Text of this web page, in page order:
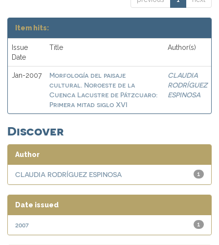
Item hits:
Issue
Date
Title Author(s)
Jan-2007
Morfología del paisaje
cultural. Noroeste de la
Cuenca Lacustre de Pátzcuaro:
Primera mitad siglo XVI
CLAUDIA
RODRÍGUEZ
ESPINOSA
Discover
Author
1
CLAUDIA RODRÍGUEZ ESPINOSA
Date issued
1
2007